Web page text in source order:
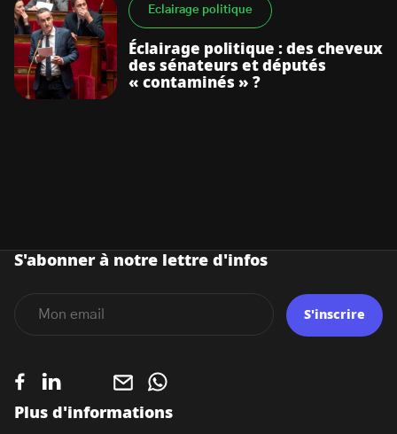
Eclairage politique
Éclairage politique : des cheveux
des sénateurs et députés
« contaminés » ?
Plus d'informations
S'abonner à notre lettre d'infos
S'inscrire